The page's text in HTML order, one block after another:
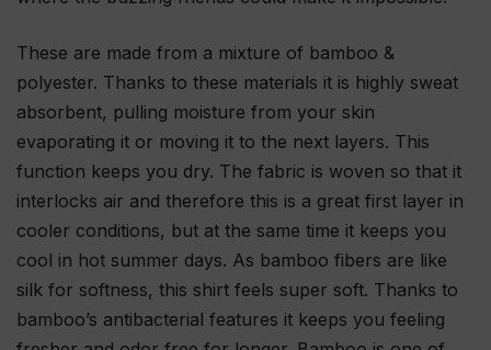
These are made from a mixture of bamboo &
polyester. Thanks to these materials it is highly sweat
absorbent, pulling moisture from your skin
evaporating it or moving it to the next layers. This
function keeps you dry. The fabric is woven so that it
interlocks air and therefore this is a great first layer in
cooler conditions, but at the same time it keeps you
cool in hot summer days. As bamboo fibers are like
silk for softness, this shirt feels super soft. Thanks to
bamboo’s antibacterial features it keeps you feeling